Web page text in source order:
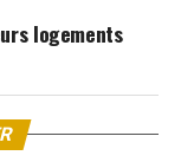
logements